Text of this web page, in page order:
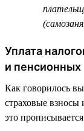
Уплата
и пенсионных
Как говорилось
страховые взносы
это